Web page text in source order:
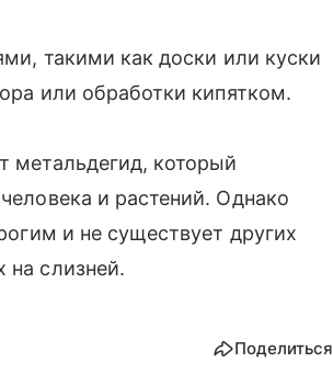
такими как доски или куски
или обработки кипятком.
метальдегид, который
и растений. Однако
и не существует других
на слизней.
Поделиться